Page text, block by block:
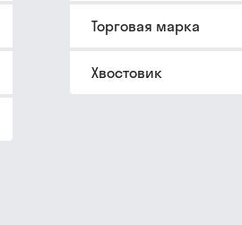
Торговая марка
Хвостовик